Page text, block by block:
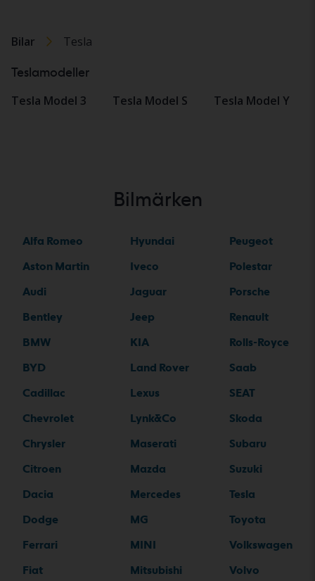
Bilar Tesla
Teslamodeller
Tesla Model 3 Tesla Model S Tesla Model Y
Bilmärken
Alfa Romeo
Aston Martin
Audi
Bentley
BMW
BYD
Cadillac
Chevrolet
Chrysler
Citroen
Dacia
Dodge
Ferrari
Fiat
Hyundai
Iveco
Jaguar
Jeep
KIA
Land Rover
Lexus
Lynk&Co
Maserati
Mazda
Mercedes
MG
MINI
Mitsubishi
Peugeot
Polestar
Porsche
Renault
Rolls-Royce
Saab
SEAT
Skoda
Subaru
Suzuki
Tesla
Toyota
Volkswagen
Volvo